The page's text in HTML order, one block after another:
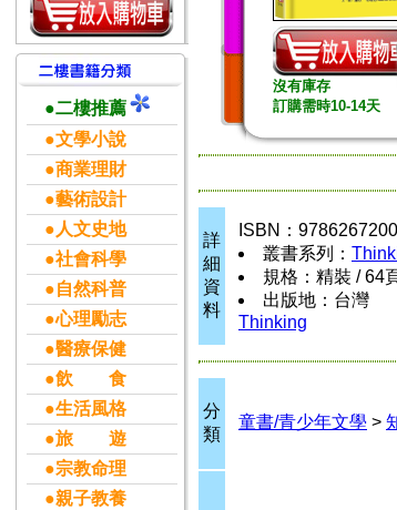
●二樓推薦
●文學小說
●商業理財
●藝術設計
●人文史地
●社會科學
●自然科普
●心理勵志
●醫療保健
●飲 食
●生活風格
●旅 遊
●宗教命理
●親子教養
沒有庫存
訂購需時10-14天
詳
細
資
料
ISBN：
叢書系列：
規格：精裝 / 64
出版地：台灣
Thinking
分
類
童書/青少年文學 >